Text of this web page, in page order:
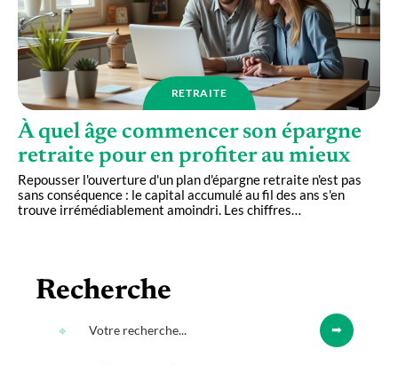
RETRAITE
À quel âge commencer son épargne
retraite pour en profiter au mieux
Repousser l'ouverture d'un plan d'épargne retraite n'est pas
sans conséquence : le capital accumulé au fil des ans s'en
trouve irrémédiablement amoindri. Les chiffres…
Recherche